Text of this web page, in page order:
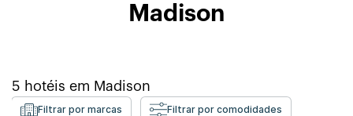
Madison
5 hotéis em Madison
Filtrar por marcas Filtrar por comodidades